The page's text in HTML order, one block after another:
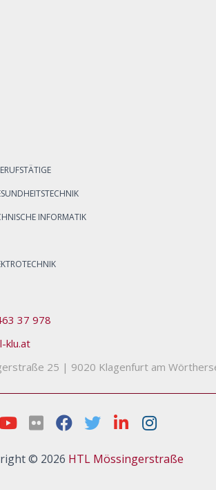
INFORMATIK
37 978
klu.at
25 | 9020 Klagenfurt am
© 2026 HTL Mössingerstraße